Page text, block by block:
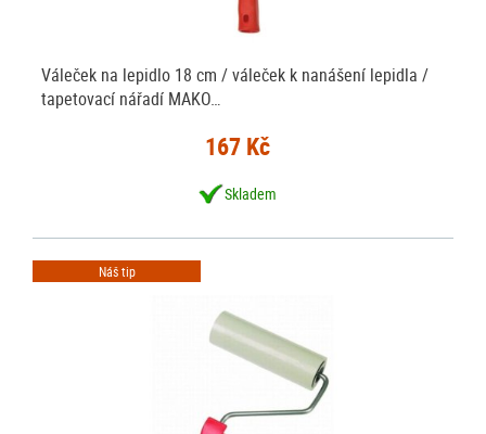
Váleček na lepidlo 18 cm / váleček k nanášení lepidla /
tapetovací nářadí MAKO…
167 Kč
Skladem
Náš tip